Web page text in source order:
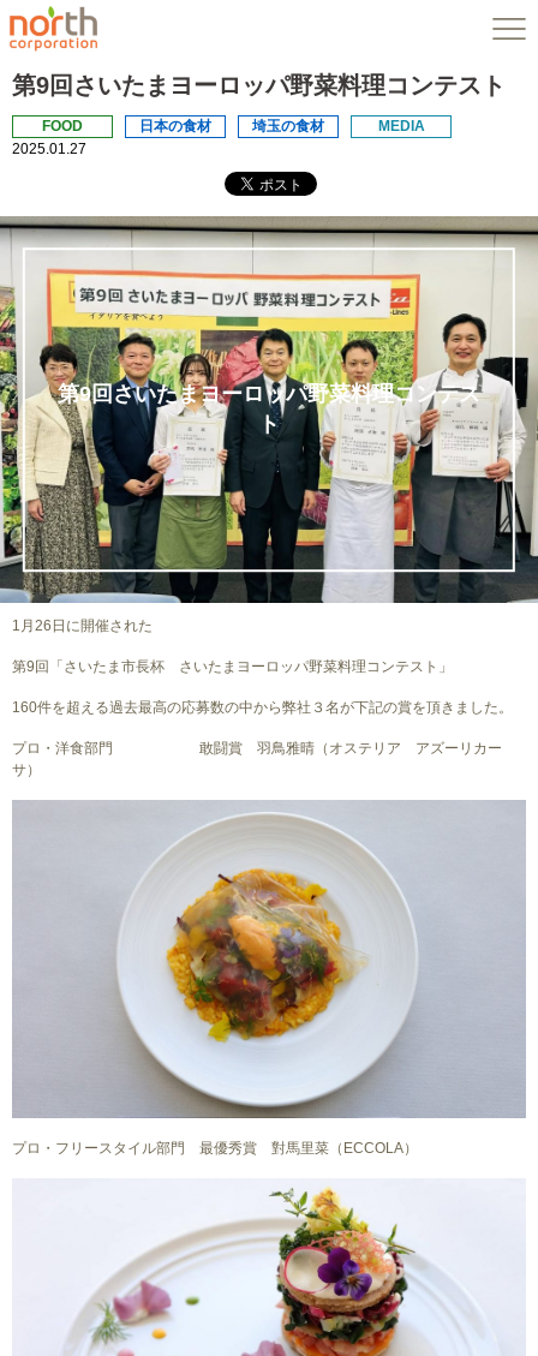
第9回さいたまヨーロッパ野菜料理コンテスト
FOOD 日本の食材 埼玉の食材
MEDIA
2025.01.27
第9回さいたまヨーロッパ野菜料理コンテス
ト
1月26日に開催された
第9回「さいたま市長杯 さいたまヨーロッパ野菜料理コンテスト」
160件を超える過去最高の応募数の中から弊社３名が下記の賞を頂きました。
プロ・洋食部門 敢闘賞 羽鳥雅晴（オステリア アズーリカー
サ）
プロ・フリースタイル部門 最優秀賞 對馬里菜（ECCOLA）